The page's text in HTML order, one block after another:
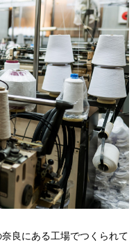
良にある工場でつくられて